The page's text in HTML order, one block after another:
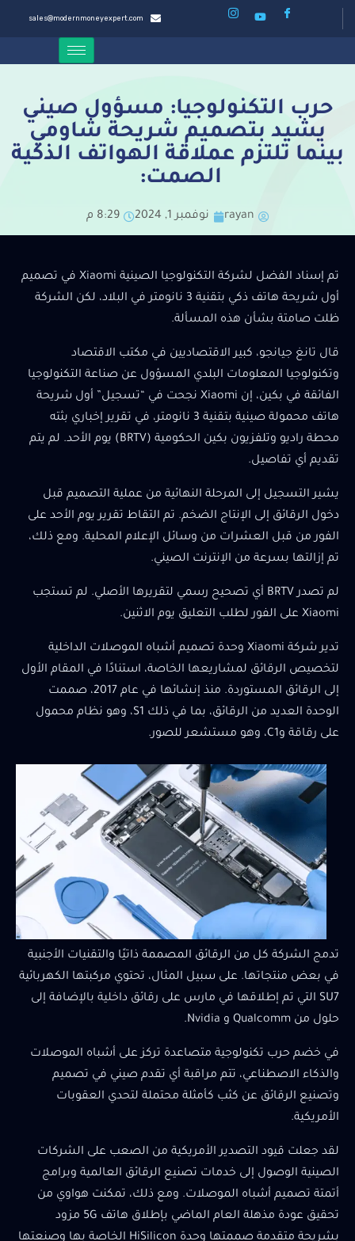
sales@modernmoneyexpert.com
حرب التكنولوجيا: مسؤول صيني
يشيد بتصميم شريحة شاومي
بينما تلتزم عملاقة الهواتف الذكية
الصمت:
rayan نوفمبر 1, 2024 8:29 م
تم إسناد الفضل لشركة التكنولوجيا الصينية Xiaomi في تصميم
أول شريحة هاتف ذكي بتقنية 3 نانومتر في البلاد، لكن الشركة
ظلت صامتة بشأن هذه المسألة.
قال تانغ جيانجو، كبير الاقتصاديين في مكتب الاقتصاد
وتكنولوجيا المعلومات البلدي المسؤول عن صناعة التكنولوجيا
الفائقة في بكين، إن Xiaomi نجحت في “تسجيل” أول شريحة
هاتف محمولة صينية بتقنية 3 نانومتر، في تقرير إخباري بثته
محطة راديو وتلفزيون بكين الحكومية (BRTV) يوم الأحد. لم يتم
تقديم أي تفاصيل.
يشير التسجيل إلى المرحلة النهائية من عملية التصميم قبل
دخول الرقائق إلى الإنتاج الضخم. تم التقاط تقرير يوم الأحد على
الفور من قبل العشرات من وسائل الإعلام المحلية. ومع ذلك،
تم إزالتها بسرعة من الإنترنت الصيني.
لم تصدر BRTV أي تصحيح رسمي لتقريرها الأصلي. لم تستجب
Xiaomi على الفور لطلب التعليق يوم الاثنين.
تدير شركة Xiaomi وحدة تصميم أشباه الموصلات الداخلية
لتخصيص الرقائق لمشاريعها الخاصة، استنادًا في المقام الأول
إلى الرقائق المستوردة. منذ إنشائها في عام 2017، صممت
الوحدة العديد من الرقائق، بما في ذلك S1، وهو نظام محمول
على رقاقة وC1، وهو مستشعر للصور.
تدمج الشركة كل من الرقائق المصممة ذاتيًا والتقنيات الأجنبية
في بعض منتجاتها. على سبيل المثال، تحتوي مركبتها الكهربائية
SU7 التي تم إطلاقها في مارس على رقائق داخلية بالإضافة إلى
حلول من Qualcomm و Nvidia.
في خضم حرب تكنولوجية متصاعدة تركز على أشباه الموصلات
والذكاء الاصطناعي، تتم مراقبة أي تقدم صيني في تصميم
وتصنيع الرقائق عن كثب كأمثلة محتملة لتحدي العقوبات
الأمريكية.
لقد جعلت قيود التصدير الأمريكية من الصعب على الشركات
الصينية الوصول إلى خدمات تصنيع الرقائق العالمية وبرامج
أتمتة تصميم أشباه الموصلات. ومع ذلك، تمكنت هواوي من
تحقيق عودة مذهلة العام الماضي بإطلاق هاتف 5G مزود
بشريحة متقدمة صممتها وحدة HiSilicon الخاصة بها وصنعتها